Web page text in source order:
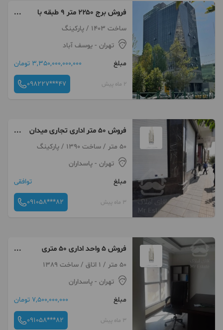
فروش برج ۲۲۵۰ متر ۹ طبقه با
کاربری اداری تجاری فلت بهترین
لوکیشن ولیعصر پارک ساعی
ساخت 1403 / پارکینگ
تهران - یوسف آباد
مبلغ
3,350,000,000,000 تومان
2 ماه پیش 098227***47
فروش 50 متر اداری تجاری میدان
خراس50 متر / ساخت 1390 / پارکینگ
تهران - پاسداران
مبلغ
توافقی
3 ماه پیش 091058***82
فروش 5 واحد اداری 50 متری
میدان خراسان50 متر / 1 اتاق / ساخت 1389
تهران - پاسداران
مبلغ
7,500,000,000 تومان
3 ماه پیش 091058***82